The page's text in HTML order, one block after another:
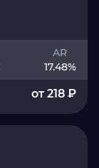
AR
17.48%
от 218 ₽